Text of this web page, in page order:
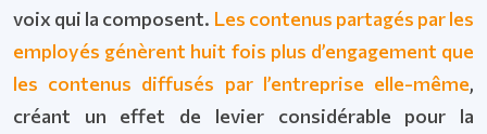
voix qui la composent. Les contenus partagés par les
employés génèrent huit fois plus d’engagement que
les contenus diffusés par l’entreprise elle-même,
créant un effet de levier considérable pour la